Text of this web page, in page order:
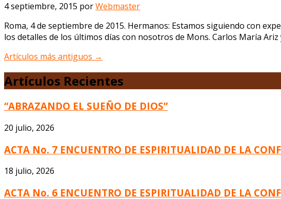
4 septiembre, 2015 porWebmaster
Roma, 4 de septiembre de 2015. Hermanos: Estamos siguiendo con
los detalles de los últimos días con nosotros de Mons. Carlos María
Artículos más antiguos →
Artículos Recientes
“ABRAZANDO EL SUEÑO DE DIOS”
20 julio, 2026
ACTA No. 7 ENCUENTRO DE ESPIRITUALIDAD DE LA
18 julio, 2026
ACTA No. 6 ENCUENTRO DE ESPIRITUALIDAD DE LA